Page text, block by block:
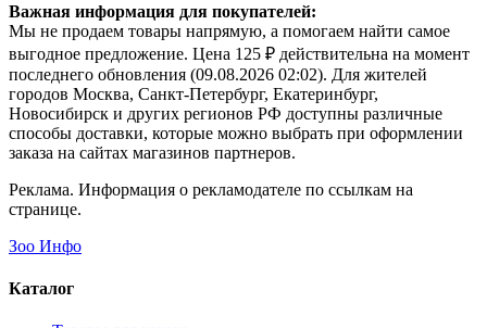
Важная информация для покупателей:
Мы не продаем товары напрямую, а помогаем найти самое
выгодное предложение. Цена 125 ₽ действительна на момент
последнего обновления (09.08.2026 02:02). Для жителей
городов Москва, Санкт-Петербург, Екатеринбург,
Новосибирск и других регионов РФ доступны различные
способы доставки, которые можно выбрать при оформлении
заказа на сайтах магазинов партнеров.
Реклама. Информация о рекламодателе по ссылкам на
странице.
Зоо Инфо
Каталог